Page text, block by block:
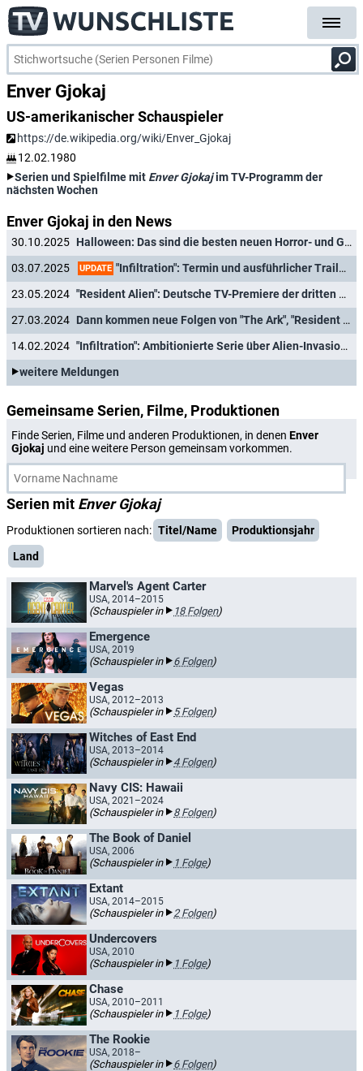
Enver Gjokaj
US-amerikanischer Schauspieler
https://de.wikipedia.org/wiki/Enver_Gjokaj
12.02.1980
Serien und Spielfilme mit Enver Gjokajim TV-Programm der
nächsten Wochen
Enver Gjokaj in den News
30.10.2025
Halloween: Das sind die besten neuen Horror- und Gruselgeschichten auf Netflix & Co.
03.07.2025
UPDATE "Infiltration": Termin und ausführlicher Trailer für dritte Staffel der beliebten Sci-Fi-Serie
23.05.2024
"Resident Alien": Deutsche TV-Premiere der dritten Staffel angekündigt
27.03.2024
Dann kommen neue Folgen von "The Ark", "Resident Alien" und mehr
14.02.2024
"Infiltration": Ambitionierte Serie über Alien-Invasion für dritte Staffel verlängert
weitere Meldungen
Gemeinsame Serien, Filme, Produktionen
Finde Serien, Filme und anderen Produktionen, in denen Enver
Gjokaj und eine weitere Person gemeinsam vorkommen.
Serien mit Enver Gjokaj
Produktionen sortieren nach: Titel/Name
Produktionsjahr
Land
Marvel's Agent Carter
USA, 2014–2015
(Schauspieler in 18 Folgen)
Emergence
USA, 2019
(Schauspieler in 6 Folgen)
Vegas
USA, 2012–2013
(Schauspieler in 5 Folgen)
Witches of East End
USA, 2013–2014
(Schauspieler in 4 Folgen)
Navy CIS: Hawaii
USA, 2021–2024
(Schauspieler in 8 Folgen)
The Book of Daniel
USA, 2006
(Schauspieler in 1 Folge)
Extant
USA, 2014–2015
(Schauspieler in 2 Folgen)
Undercovers
USA, 2010
(Schauspieler in 1 Folge)
Chase
USA, 2010–2011
(Schauspieler in 1 Folge)
The Rookie
USA, 2018–
(Schauspieler in 6 Folgen)